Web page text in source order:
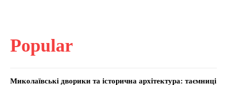
Popular
Миколаївські дворики та історична архітектура: таємниці